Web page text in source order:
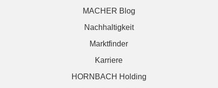
MACHER Blog
Nachhaltigkeit
Marktfinder
Karriere
HORNBACH Holding